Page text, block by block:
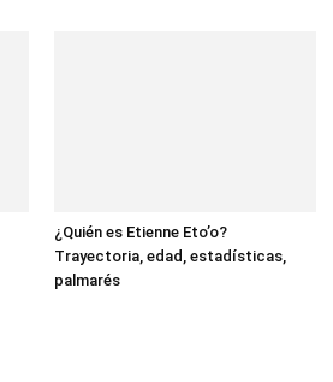
¿Quién es Etienne Eto’o?
Trayectoria, edad, estadísticas,
palmarés